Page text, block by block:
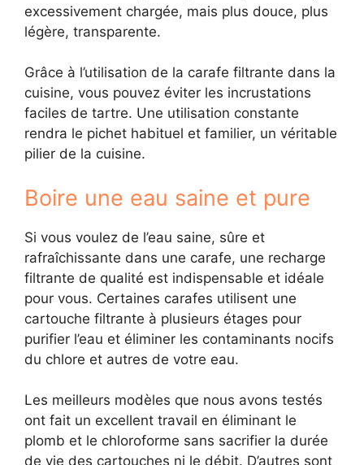
excessivement chargée, mais plus douce, plus
légère, transparente.
Grâce à l’utilisation de la carafe filtrante dans la
cuisine, vous pouvez éviter les incrustations
faciles de tartre. Une utilisation constante
rendra le pichet habituel et familier, un véritable
pilier de la cuisine.
Boire une eau saine et pure
Si vous voulez de l’eau saine, sûre et
rafraîchissante dans une carafe, une recharge
filtrante de qualité est indispensable et idéale
pour vous. Certaines carafes utilisent une
cartouche filtrante à plusieurs étages pour
purifier l’eau et éliminer les contaminants nocifs
du chlore et autres de votre eau.
Les meilleurs modèles que nous avons testés
ont fait un excellent travail en éliminant le
plomb et le chloroforme sans sacrifier la durée
de vie des cartouches ni le débit. D’autres sont